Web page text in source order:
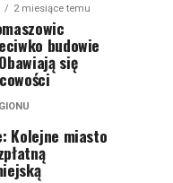
2 miesiące temu
budowie
się
Kolejne miasto